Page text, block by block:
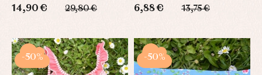
14,90 € 29,80 € 6,88 € 13,75 €
-50% -50%